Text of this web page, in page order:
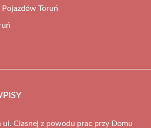
Toruń
ul. Ciasnej z powodu prac przy Domu